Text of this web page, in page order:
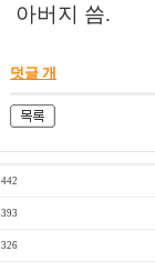
아버지 씀.
덧글 개
442
393
326